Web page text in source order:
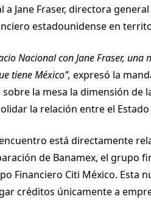
a Jane Fraser, directora
estadounidense en
Nacional con Jane Fraser,
tiene México”, expresó la
la mesa la dimensión
la relación entre el
está directamente
de Banamex, el grupo
Financiero Citi México. Esta
créditos únicamente a